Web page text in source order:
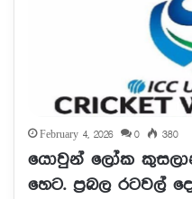
February 4, 2026 0 380
යොවුන් ලෝක
හෙට. ප්‍රබල රටවල්